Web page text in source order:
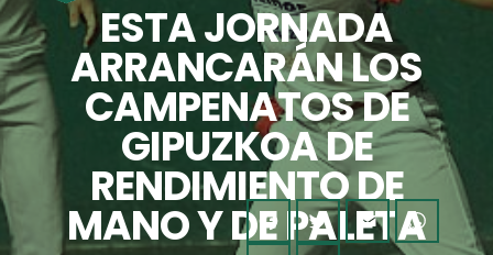
ESTA JORNADA
ARRANCARÁN LOS
CAMPENATOS DE
GIPUZKOA DE
RENDIMIENTO DE
MANO Y DE PALETA